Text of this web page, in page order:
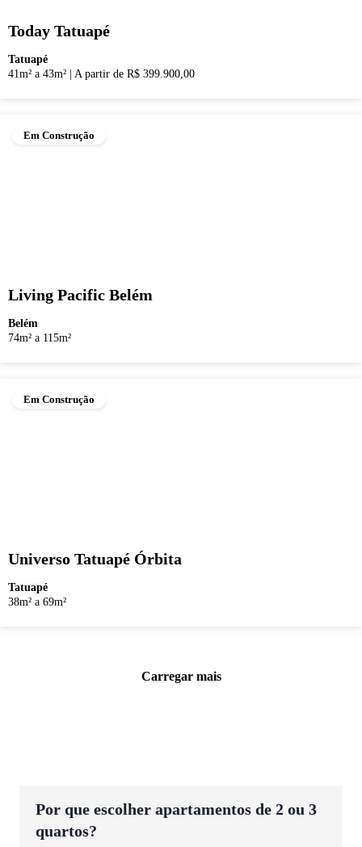
Today Tatuapé
Tatuapé
41m² a 43m²
A partir de R$ 399.900,00
Em Construção
Living Pacific Belém
Belém
74m² a 115m²
Em Construção
Universo Tatuapé Órbita
Tatuapé
38m² a 69m²
Carregar mais
Por que escolher apartamentos de 2 ou 3
quartos?